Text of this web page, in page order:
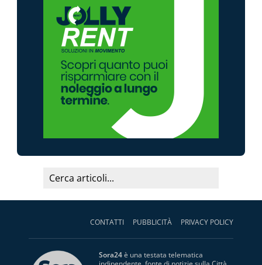
CONTATTI PUBBLICITÀ PRIVACY POLICY
Sora24è una testata telematica